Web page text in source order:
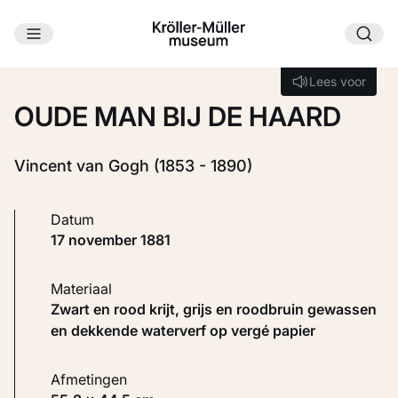
Ga naar hoofdinhoud
Lees voor
Lees voor
OUDE MAN BIJ DE HAARD
Vincent van Gogh (1853 - 1890)
Datum
17 november 1881
Materiaal
Zwart en rood krijt, grijs en roodbruin gewassen
en dekkende waterverf op vergé papier
Afmetingen